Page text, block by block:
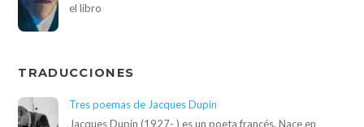
el libro
TRADUCCIONES
Tres poemas de Jacques Dupin
Jacques Dupin (1927- ) es un poeta francés. Nace en